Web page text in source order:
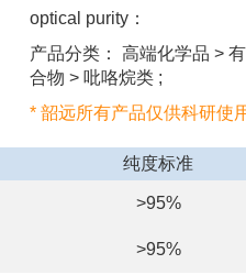
optical purity：
产品分类： 高端化学品 >
合物 > 吡咯烷类 ;
* 韶远所有产品仅供科研使
纯度标准
>95%
>95%